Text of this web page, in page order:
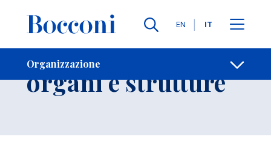
Lingue
EN IT
Organizzazione
Briciole di pane
Disciplina di
organi e strutture Apri